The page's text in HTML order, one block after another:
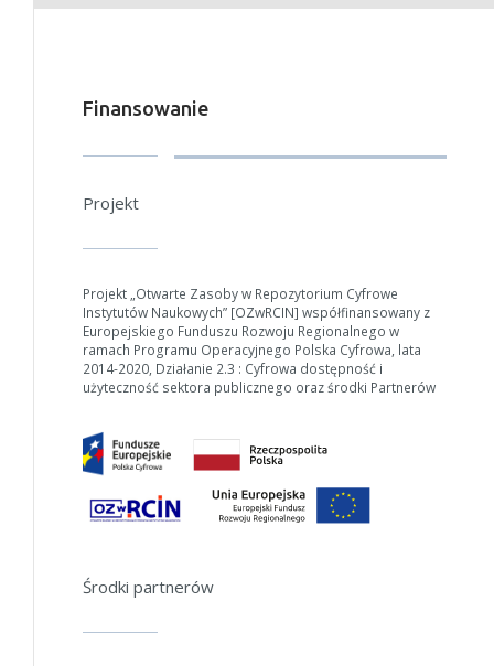
Finansowanie
Projekt
Projekt „Otwarte Zasoby w Repozytorium Cyfrowe
Instytutów Naukowych” [OZwRCIN] współfinansowany z
Europejskiego Funduszu Rozwoju Regionalnego w
ramach Programu Operacyjnego Polska Cyfrowa, lata
2014-2020, Działanie 2.3 : Cyfrowa dostępność i
użyteczność sektora publicznego oraz środki Partnerów
Środki partnerów